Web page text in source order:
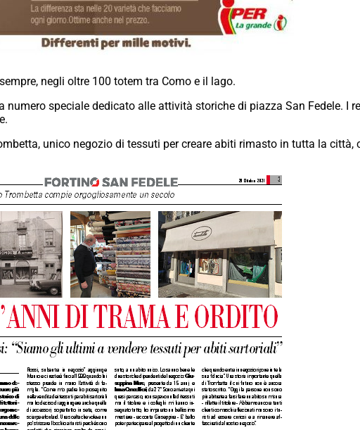
negli oltre 100 totem tra Como e il lago.
numero speciale dedicato alle attività storiche di piazza San Fedele. I
unico negozio di tessuti per creare abiti rimasto in tutta la città,